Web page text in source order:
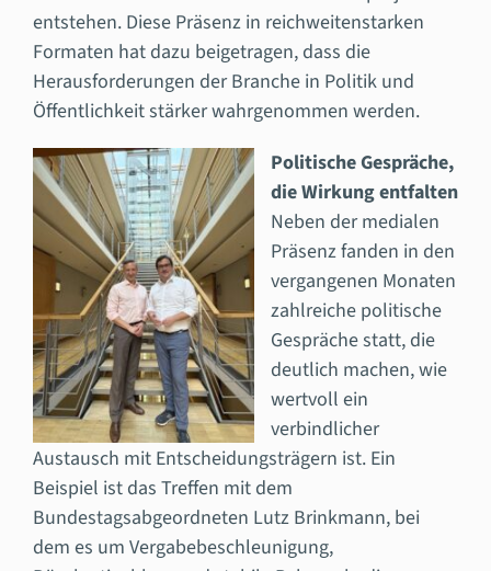
entstehen. Diese Präsenz in reichweitenstarken
Formaten hat dazu beigetragen, dass die
Herausforderungen der Branche in Politik und
Öffentlichkeit stärker wahrgenommen werden.
Politische Gespräche,
die Wirkung entfalten
Neben der medialen
Präsenz fanden in den
vergangenen Monaten
zahlreiche politische
Gespräche statt, die
deutlich machen, wie
wertvoll ein
verbindlicher
Austausch mit Entscheidungsträgern ist. Ein
Beispiel ist das Treffen mit dem
Bundestagsabgeordneten Lutz Brinkmann, bei
dem es um Vergabebeschleunigung,